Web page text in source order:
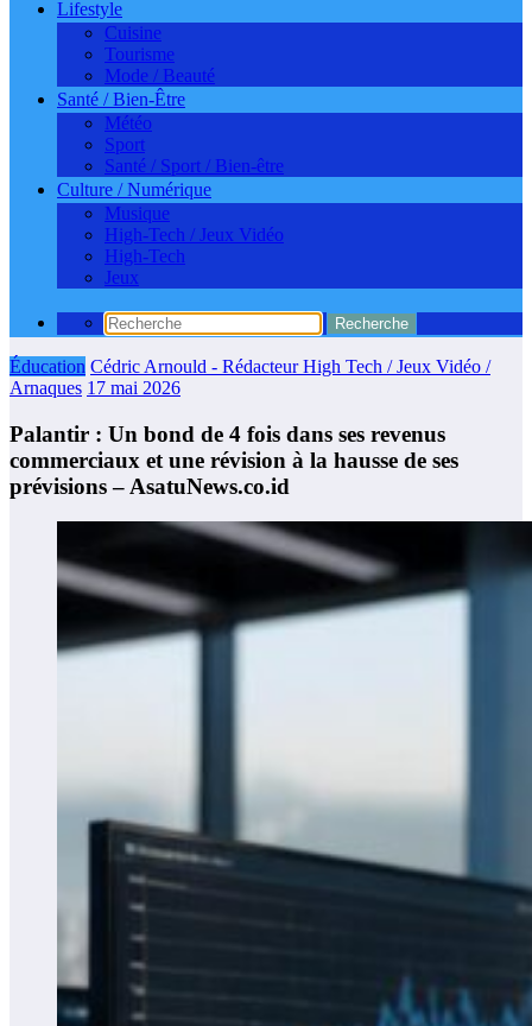
Lifestyle
Cuisine
Tourisme
Mode / Beauté
Santé / Bien-Être
Météo
Sport
Santé / Sport / Bien-être
Culture / Numérique
Musique
High-Tech / Jeux Vidéo
High-Tech
Jeux
Éducation Cédric Arnould - Rédacteur High Tech / Jeux Vidéo /
Arnaques 17 mai 2026
Palantir : Un bond de 4 fois dans ses revenus
commerciaux et une révision à la hausse de ses
prévisions – AsatuNews.co.id